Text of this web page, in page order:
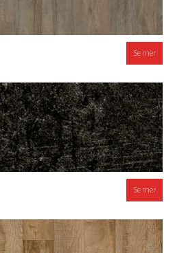
Se mer
Se mer